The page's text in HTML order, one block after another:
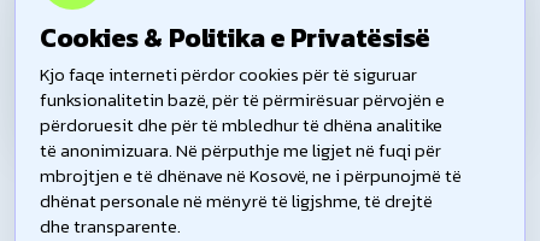
Për çdo pyetje lidhur me këtë politikë ose të
Cookies & Politika e Privatësisë
Kjo faqe interneti përdor cookies për të siguruar
funksionalitetin bazë, për të përmirësuar përvojën e
përdoruesit dhe për të mbledhur të dhëna analitike
të anonimizuara. Në përputhje me ligjet në fuqi për
mbrojtjen e të dhënave në Kosovë, ne i përpunojmë të
dhënat personale në mënyrë të ligjshme, të drejtë
dhe transparente.